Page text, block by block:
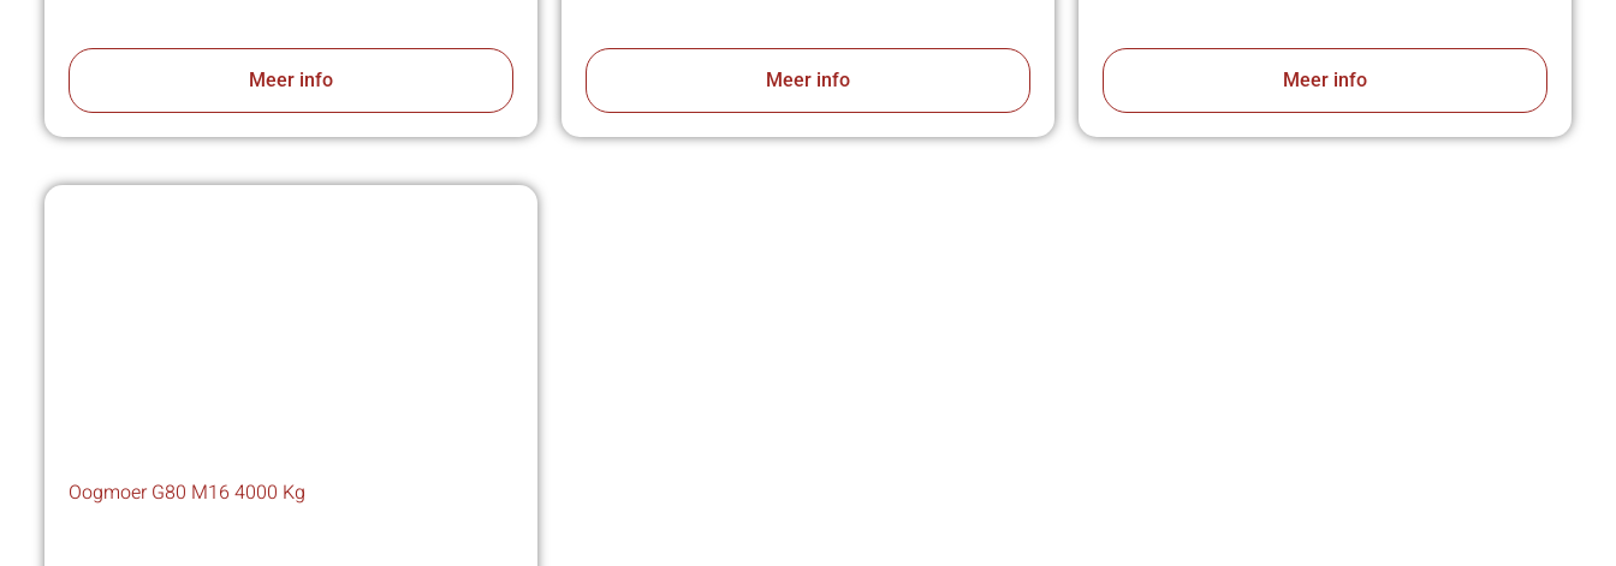
Meer info Meer info Meer info
Oogmoer G80 M16 4000 Kg